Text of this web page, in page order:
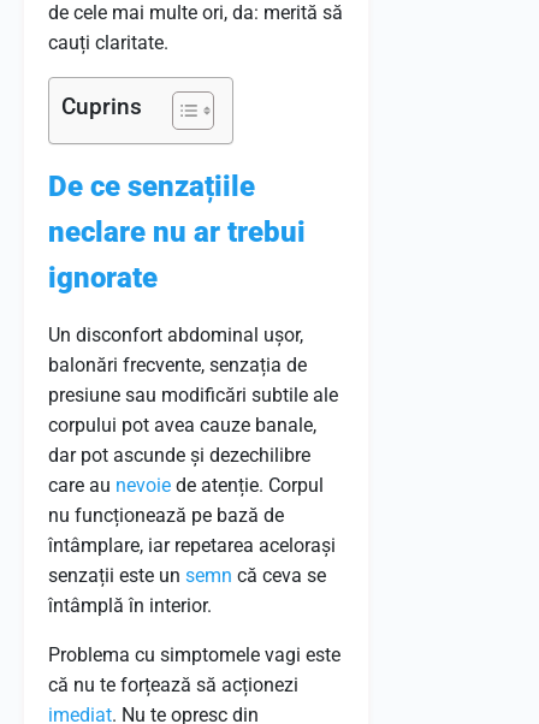
de cele mai multe ori, da: merită să
cauți claritate.
Cuprins
De ce senzațiile
neclare nu ar trebui
ignorate
Un disconfort abdominal ușor,
balonări frecvente, senzația de
presiune sau modificări subtile ale
corpului pot avea cauze banale,
dar pot ascunde și dezechilibre
care au nevoie de atenție. Corpul
nu funcționează pe bază de
întâmplare, iar repetarea acelorași
senzații este un semn că ceva se
întâmplă în interior.
Problema cu simptomele vagi este
că nu te forțează să acționezi
imediat. Nu te opresc din